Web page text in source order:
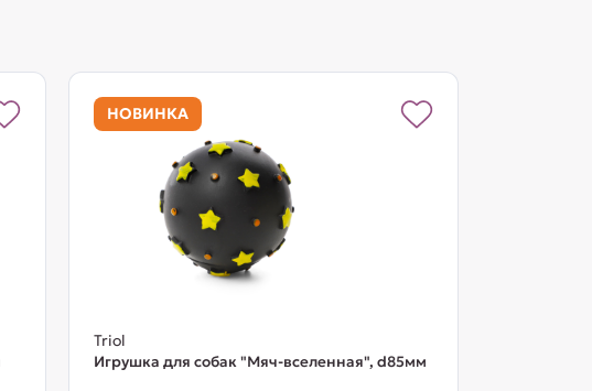
НОВИНКА
Triol
Игрушка для собак "Мяч-вселенная", d85мм